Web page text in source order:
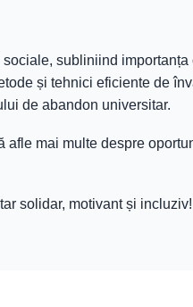
subliniind
și tehnici eficiente de
de abandon universitar.
afle mai multe despre
solidar, motivant și incluziv!